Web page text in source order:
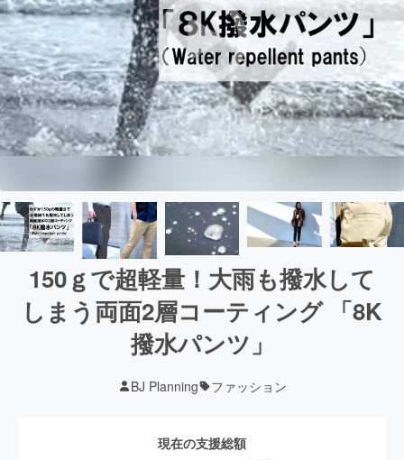
150ｇで超軽量！大雨も撥水して
しまう両面2層コーティング 「8K
撥水パンツ」
BJ Planning ファッション
現在の支援総額